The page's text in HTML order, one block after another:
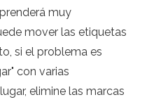
muy
mover las etiquetas
si el problema es
con varias
elimine las marcas